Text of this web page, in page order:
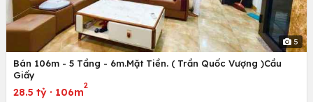
5
Bán 106m - 5 Tầng - 6m.Mặt Tiền. ( Trần Quốc Vượng )Cầu
Giấy
28.5 tỷ · 106m
2